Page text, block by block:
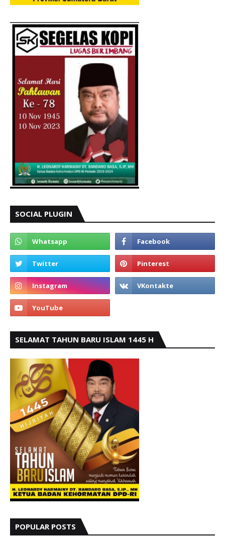
SOCIAL PLUGIN
SELAMAT TAHUN BARU ISLAM 1445 H
POPULAR POSTS